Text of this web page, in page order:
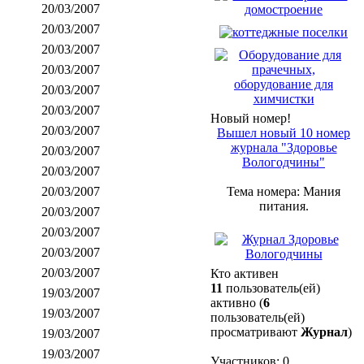
20/03/2007
20/03/2007
20/03/2007
20/03/2007
20/03/2007
20/03/2007
20/03/2007
20/03/2007
20/03/2007
20/03/2007
20/03/2007
20/03/2007
20/03/2007
20/03/2007
19/03/2007
19/03/2007
19/03/2007
19/03/2007
Новый номер!
Вышел новый 10 номер
журнала "Здоровье
Вологодчины"
Тема номера: Мания
питания.
Кто активен
11 пользователь(ей)
активно (6
пользователь(ей)
просматривают Журнал)
Участников: 0